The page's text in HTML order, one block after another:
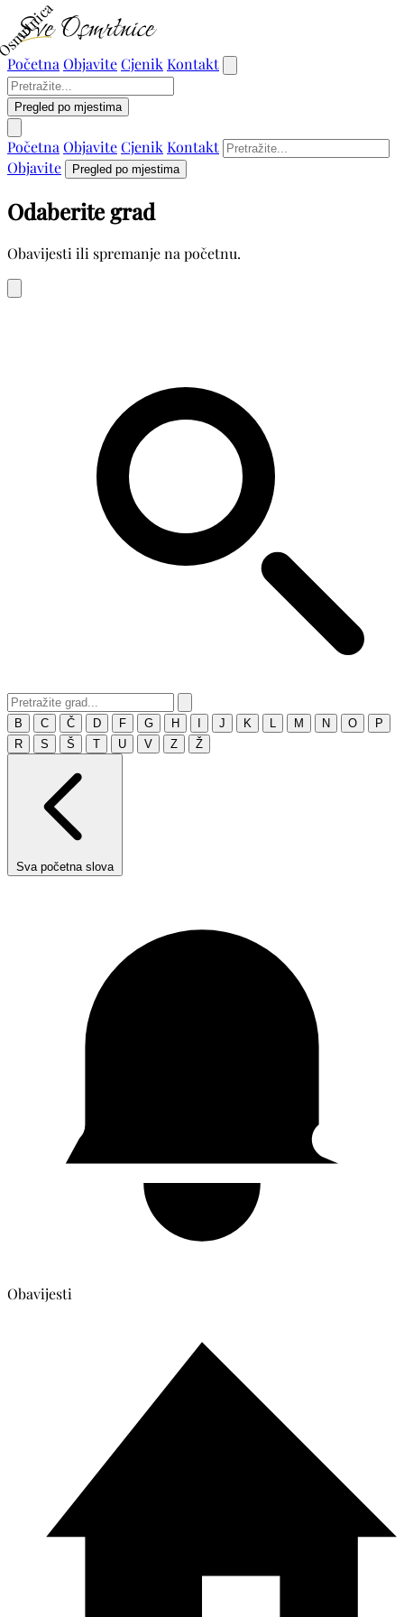
Početna ObjaviteCjenik Kontakt
Pregled po mjestima
Početna ObjaviteCjenik Kontakt
Objavite
Pregled po mjestima
Odaberite grad
Obavijesti ili spremanje na početnu.
B C Č D F G H J K M N O
P
R
S Š T U V Z Ž
Sva početna slova
Obavijesti